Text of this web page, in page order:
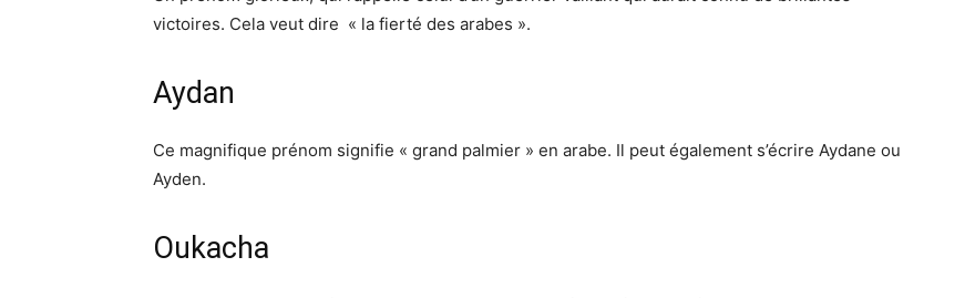
victoires. Cela veut dire « la fierté des arabes ».
Aydan
Ce magnifique prénom signifie « grand palmier » en arabe. Il peut également s’écrire Aydane ou
Ayden.
Oukacha